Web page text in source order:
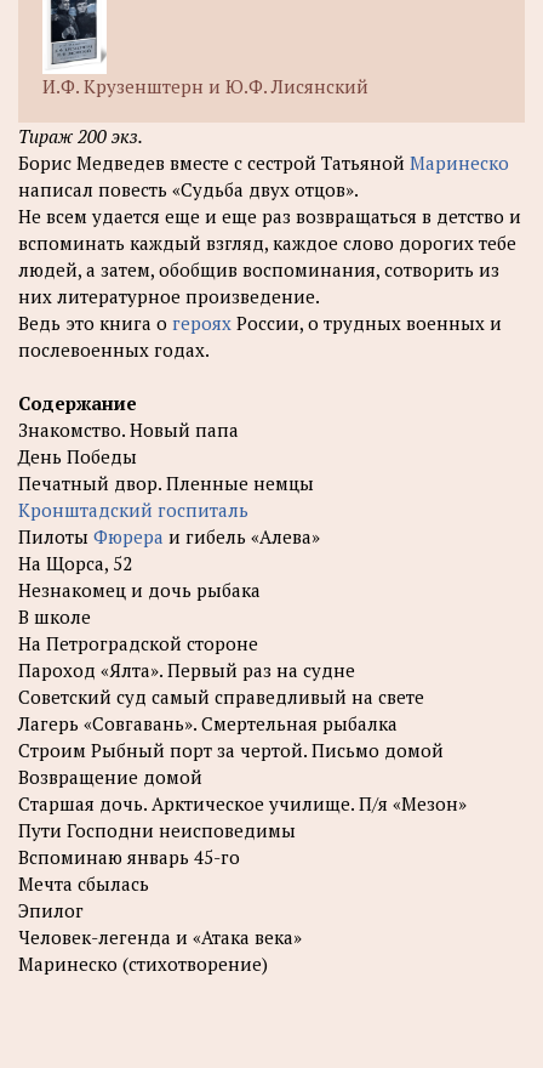
И.Ф. Крузенштерн и Ю.Ф. Лисянский
Тираж 200 экз.
Борис Медведев вместе с сестрой Татьяной Маринеско
написал повесть «Судьба двух отцов».
Не всем удается еще и еще раз возвращаться в детство и
вспоминать каждый взгляд, каждое слово дорогих тебе
людей, а затем, обобщив воспоминания, сотворить из
них литературное произведение.
Ведь это книга о героях России, о трудных военных и
послевоенных годах.
Содержание
Знакомство. Новый папа
День Победы
Печатный двор. Пленные немцы
Кронштадский госпиталь
Пилоты Фюрера и гибель «Алева»
На Щорса, 52
Незнакомец и дочь рыбака
В школе
На Петроградской стороне
Пароход «Ялта». Первый раз на судне
Советский суд самый справедливый на свете
Лагерь «Совгавань». Смертельная рыбалка
Строим Рыбный порт за чертой. Письмо домой
Возвращение домой
Старшая дочь. Арктическое училище. П/я «Мезон»
Пути Господни неисповедимы
Вспоминаю январь 45-го
Мечта сбылась
Эпилог
Человек-легенда и «Атака века»
Маринеско (стихотворение)